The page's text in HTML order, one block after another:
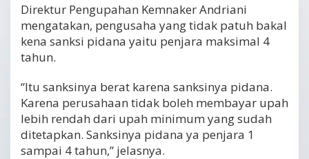
Direktur Pengupahan Kemnaker Andriani
mengatakan, pengusaha yang tidak patuh bakal
kena sanksi pidana yaitu penjara maksimal 4
tahun.
“Itu sanksinya berat karena sanksinya pidana.
Karena perusahaan tidak boleh membayar upah
lebih rendah dari upah minimum yang sudah
ditetapkan. Sanksinya pidana ya penjara 1
sampai 4 tahun,” jelasnya.